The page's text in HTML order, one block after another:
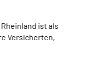
ist als
Versicherten,